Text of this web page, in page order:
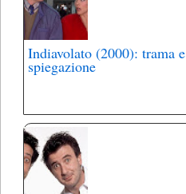
Indiavolato (2000): trama e
spiegazione